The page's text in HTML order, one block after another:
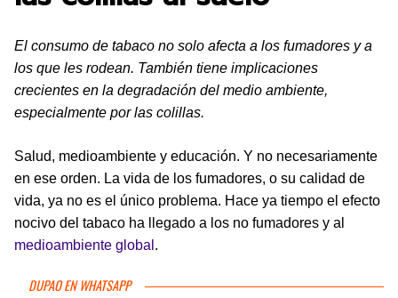
El consumo de tabaco no solo afecta a los fumadores y a
los que les rodean. También tiene implicaciones
crecientes en la degradación del medio ambiente,
especialmente por las colillas.
Salud, medioambiente y educación. Y no necesariamente
en ese orden. La vida de los fumadores, o su calidad de
vida, ya no es el único problema. Hace ya tiempo el efecto
nocivo del tabaco ha llegado a los no fumadores y al
medioambiente global .
DUPAO EN WHATSAPP